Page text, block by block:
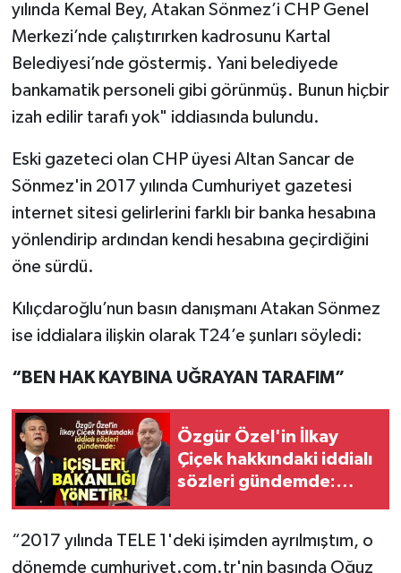
yılında Kemal Bey, Atakan Sönmez’i CHP Genel
Merkezi’nde çalıştırırken kadrosunu Kartal
Belediyesi’nde göstermiş. Yani belediyede
bankamatik personeli gibi görünmüş. Bunun hiçbir
izah edilir tarafı yok" iddiasında bulundu.
Eski gazeteci olan CHP üyesi Altan Sancar de
Sönmez'in 2017 yılında Cumhuriyet gazetesi
internet sitesi gelirlerini farklı bir banka hesabına
yönlendirip ardından kendi hesabına geçirdiğini
öne sürdü.
Kılıçdaroğlu’nun basın danışmanı Atakan Sönmez
ise iddialara ilişkin olarak T24’e şunları söyledi:
“BEN HAK KAYBINA UĞRAYAN TARAFIM”
Özgür Özel'in İlkay
Çiçek hakkındaki iddialı
sözleri gündemde:
“2017 yılında TELE 1'deki işimden ayrılmıştım, o
dönemde cumhuriyet.com.tr'nin başında Oğuz